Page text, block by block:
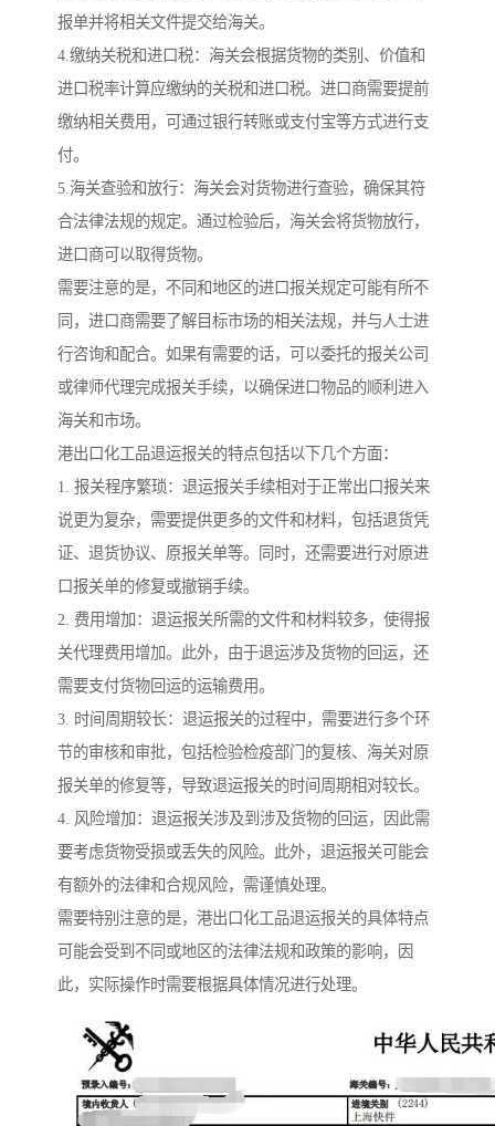
报单并将相关文件提交给海关。
4.缴纳关税和进口税：海关会根据货物的类别、价值和
进口税率计算应缴纳的关税和进口税。进口商需要提前
缴纳相关费用，可通过银行转账或支付宝等方式进行支
付。
5.海关查验和放行：海关会对货物进行查验，确保其符
合法律法规的规定。通过检验后，海关会将货物放行，
进口商可以取得货物。
需要注意的是，不同和地区的进口报关规定可能有所不
同，进口商需要了解目标市场的相关法规，并与人士进
行咨询和配合。如果有需要的话，可以委托的报关公司
或律师代理完成报关手续，以确保进口物品的顺利进入
海关和市场。
港出口化工品退运报关的特点包括以下几个方面：
1. 报关程序繁琐：退运报关手续相对于正常出口报关来
说更为复杂，需要提供更多的文件和材料，包括退货凭
证、退货协议、原报关单等。同时，还需要进行对原进
口报关单的修复或撤销手续。
2. 费用增加：退运报关所需的文件和材料较多，使得报
关代理费用增加。此外，由于退运涉及货物的回运，还
需要支付货物回运的运输费用。
3. 时间周期较长：退运报关的过程中，需要进行多个环
节的审核和审批，包括检验检疫部门的复核、海关对原
报关单的修复等，导致退运报关的时间周期相对较长。
4. 风险增加：退运报关涉及到涉及货物的回运，因此需
要考虑货物受损或丢失的风险。此外，退运报关可能会
有额外的法律和合规风险，需谨慎处理。
需要特别注意的是，港出口化工品退运报关的具体特点
可能会受到不同或地区的法律法规和政策的影响，因
此，实际操作时需要根据具体情况进行处理。